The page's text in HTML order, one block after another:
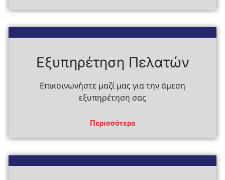
Εξυπηρέτηση Πελατών
Επικοινωνήστε μαζί μας για την άμεση
εξυπηρέτηση σας
Περισσότερα